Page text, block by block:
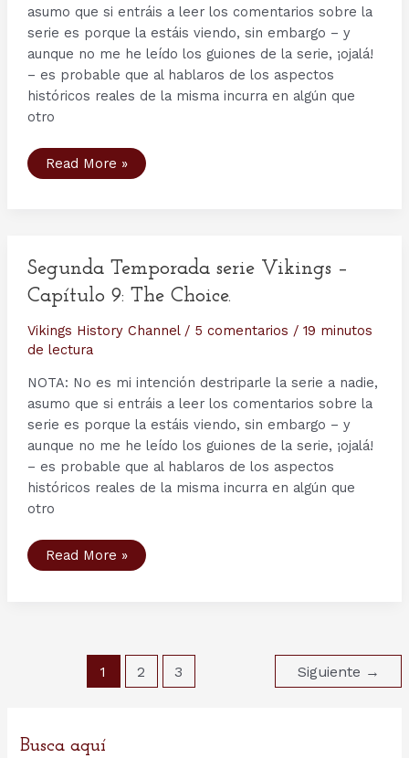
asumo que si entráis a leer los comentarios sobre la
serie es porque la estáis viendo, sin embargo – y
aunque no me he leído los guiones de la serie, ¡ojalá!
– es probable que al hablaros de los aspectos
históricos reales de la misma incurra en algún que
otro
Segunda
Lord’s
Prayer.
Read More »
Segunda Temporada serie Vikings –
Capítulo 9: The Choice.
Vikings History Channel/ 5 comentarios / 19 minutos
de lectura
NOTA: No es mi intención destriparle la serie a nadie,
asumo que si entráis a leer los comentarios sobre la
serie es porque la estáis viendo, sin embargo – y
aunque no me he leído los guiones de la serie, ¡ojalá!
– es probable que al hablaros de los aspectos
históricos reales de la misma incurra en algún que
otro
Segunda
Temporada
Choice.
Read More »
1 2 3 Siguiente →
Busca aquí